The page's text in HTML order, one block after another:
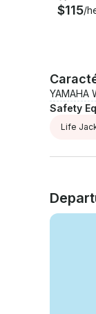
$115/
YAMAHA
Safety
Life